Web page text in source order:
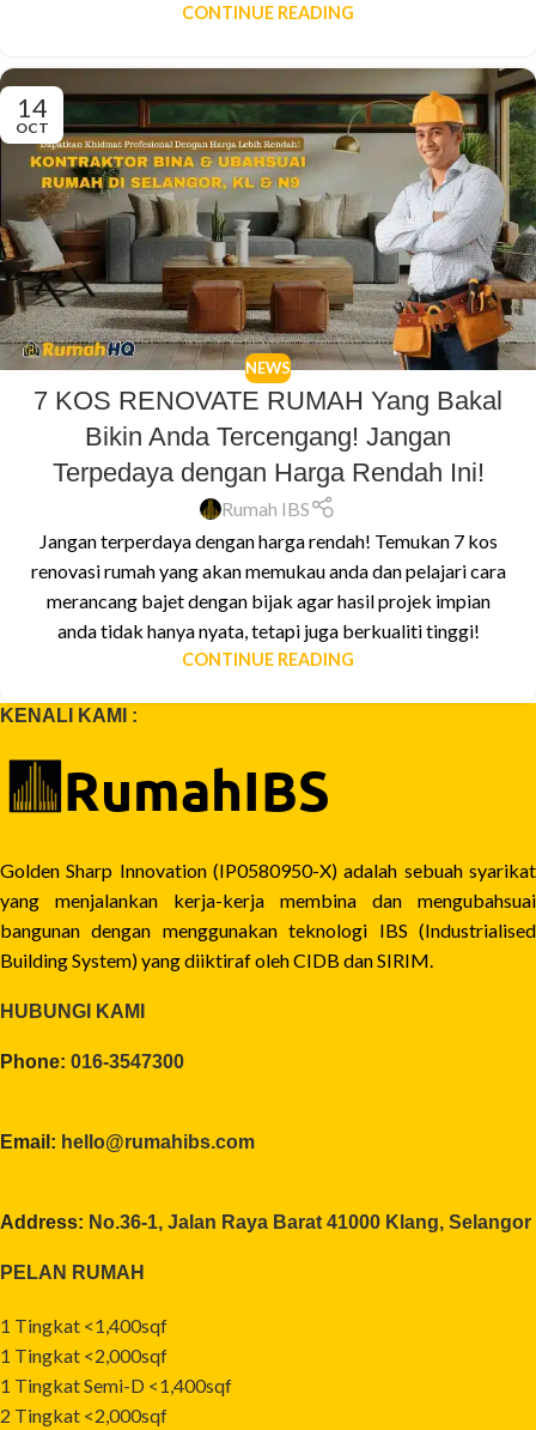
CONTINUE READING
14
OCT
NEWS
7 KOS RENOVATE RUMAH Yang Bakal
Bikin Anda Tercengang! Jangan
Terpedaya dengan Harga Rendah Ini!
Rumah IBS
Jangan terperdaya dengan harga rendah! Temukan 7 kos
renovasi rumah yang akan memukau anda dan pelajari cara
merancang bajet dengan bijak agar hasil projek impian
anda tidak hanya nyata, tetapi juga berkualiti tinggi!
CONTINUE READING
KENALI KAMI :
Golden Sharp Innovation (IP0580950-X) adalah sebuah syarikat
yang menjalankan kerja-kerja membina dan mengubahsuai
bangunan dengan menggunakan teknologi IBS (Industrialised
Building System) yang diiktiraf oleh CIDB dan SIRIM.
HUBUNGI KAMI
Phone: 016-3547300
Email: hello@rumahibs.com
Address: No.36-1, Jalan Raya Barat 41000 Klang, Selangor
PELAN RUMAH
1 Tingkat <1,400sqf
1 Tingkat <2,000sqf
1 Tingkat Semi-D <1,400sqf
2 Tingkat <2,000sqf